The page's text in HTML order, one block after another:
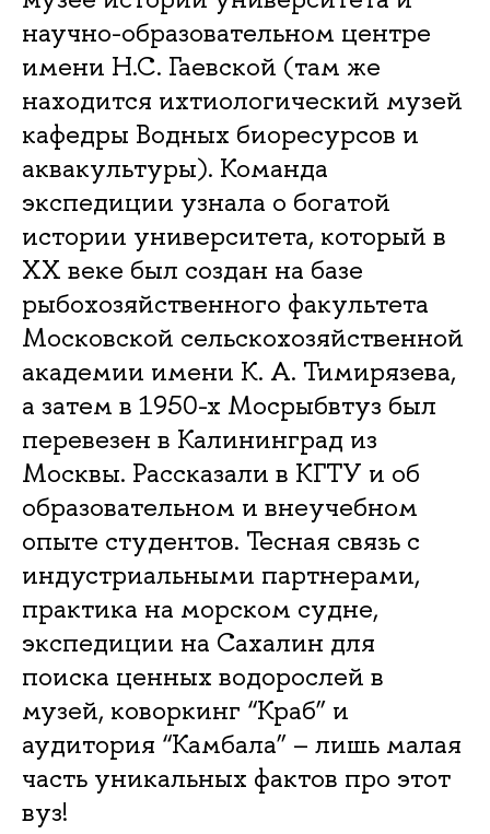
научно-образовательном центре
имени Н.С. Гаевской (там же
находится ихтиологический музей
кафедры Водных биоресурсов и
аквакультуры). Команда
экспедиции узнала о богатой
истории университета, который в
ХХ веке был создан на базе
рыбохозяйственного факультета
Московской сельскохозяйственной
академии имени К. А. Тимирязева,
а затем в 1950-х Мосрыбвтуз был
перевезен в Калининград из
Москвы. Рассказали в КГТУ и об
образовательном и внеучебном
опыте студентов. Тесная связь с
индустриальными партнерами,
практика на морском судне,
экспедиции на Сахалин для
поиска ценных водорослей в
музей, коворкинг “Краб” и
аудитория “Камбала” – лишь малая
часть уникальных фактов про этот
вуз!